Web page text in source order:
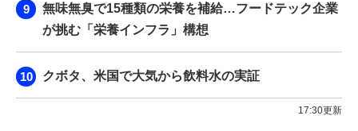
無味無臭で15種類の栄養を補給…フードテック企業
が挑む「栄養インフラ」構想
クボタ、米国で大気から飲料水の実証
17:30更新